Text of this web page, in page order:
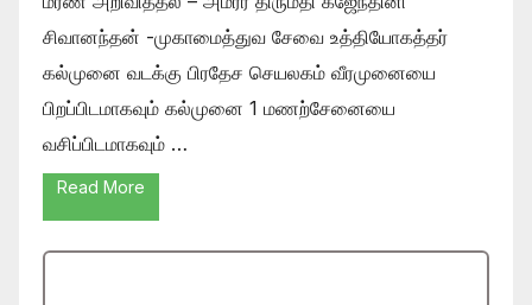
சிவானந்தன் -முகாமைத்துவ சேவை உத்தியோகத்தர்
கல்முனை வடக்கு பிரதேச செயலகம் வீரமுனையை
பிறப்பிடமாகவும் கல்முனை 1 மணற்சேனையை
வசிப்பிடமாகவும் …
Read More